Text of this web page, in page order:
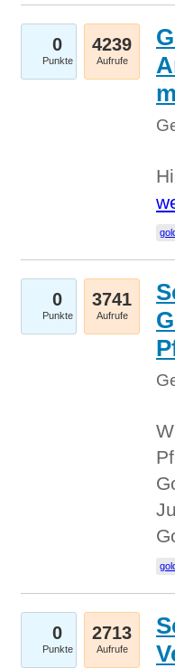
0
Punkte
4239
Aufrufe
0
Punkte
3741
Aufrufe
0
Punkte
2713
Aufrufe